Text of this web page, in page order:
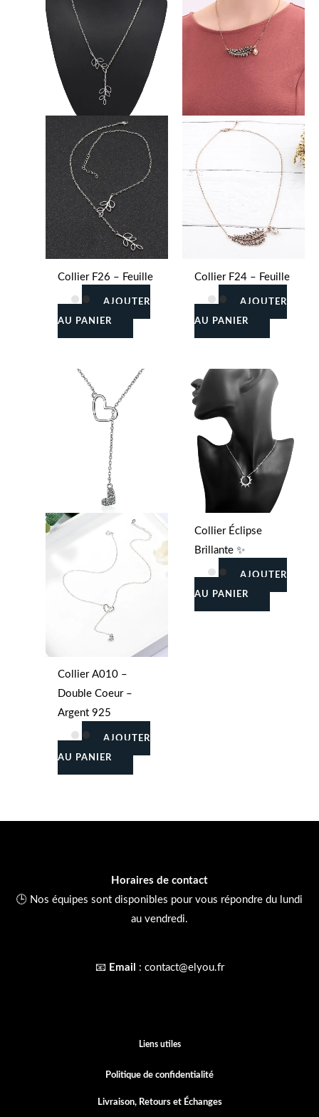
Collier F26 – Feuille
AJOUTER
AU PANIER
Collier F24 – Feuille
AJOUTER
AU PANIER
Collier A010 –
Double Coeur –
Argent 925
AJOUTER
AU PANIER
Collier Éclipse
Brillante ✨
AJOUTER
AU PANIER
Horaires de contact
🕒 Nos équipes sont disponibles pour vous répondre du lundi
au vendredi.
📧 Email : contact@elyou.fr
Liens utiles
Politique de confidentialité
Livraison, Retours et Échanges